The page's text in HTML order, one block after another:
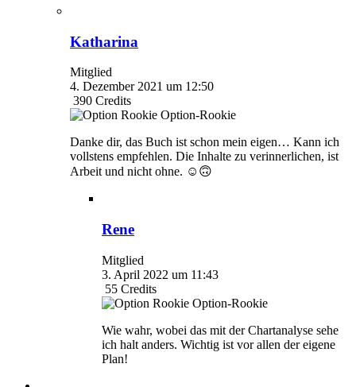
Katharina
Mitglied
4. Dezember 2021 um 12:50
390 Credits
Option-Rookie
Danke dir, das Buch ist schon mein eigen… Kann ich
vollstens empfehlen. Die Inhalte zu verinnerlichen, ist
Arbeit und nicht ohne. ☺️🙃
Rene
Mitglied
3. April 2022 um 11:43
55 Credits
Option-Rookie
Wie wahr, wobei das mit der Chartanalyse sehe
ich halt anders. Wichtig ist vor allen der eigene
Plan!